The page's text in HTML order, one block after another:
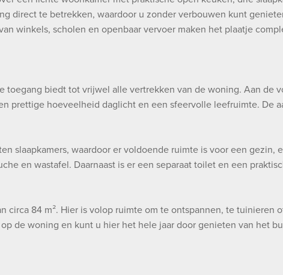
direct te betrekken, waardoor u zonder verbouwen kunt
winkels, scholen en openbaar vervoer maken het plaatje
toegang biedt tot vrijwel alle vertrekken van de woning. Aan de
prettige hoeveelheid daglicht en een sfeervolle leefruimte. De
slaapkamers, waardoor er voldoende ruimte is voor een gezin,
en wastafel. Daarnaast is er een separaat toilet en een
circa 84 m². Hier is volop ruimte om te ontspannen, te
de woning en kunt u hier het hele jaar door genieten van het